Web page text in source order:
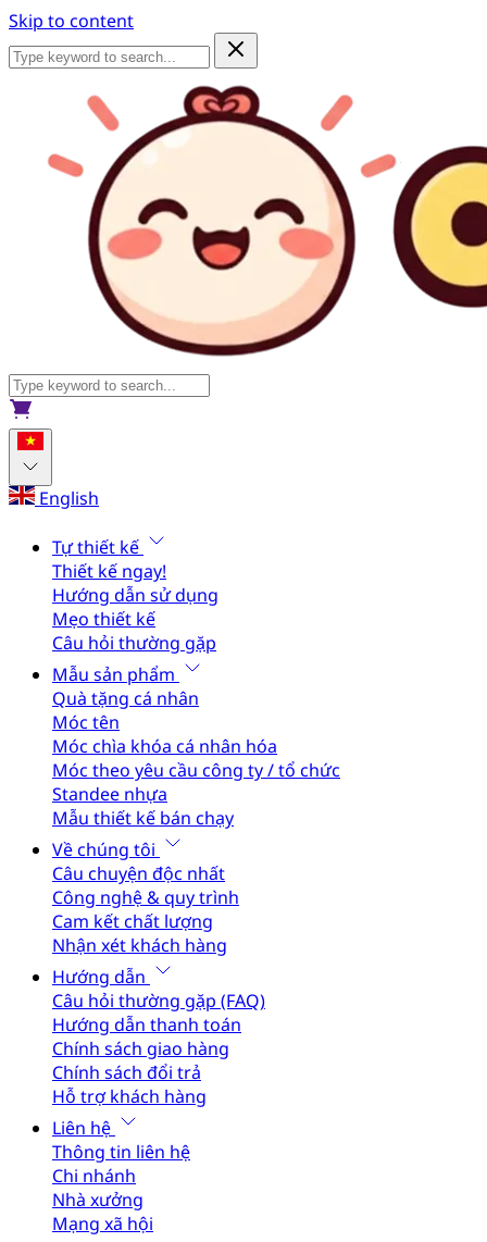
Skip to content
English
Tự thiết kế
Thiết kế ngay!
Hướng dẫn sử dụng
Mẹo thiết kế
Câu hỏi thường gặp
Mẫu sản phẩm
Quà tặng cá nhân
Móc tên
Móc chìa khóa cá nhân hóa
Móc theo yêu cầu công ty / tổ chức
Standee nhựa
Mẫu thiết kế bán chạy
Về chúng tôi
Câu chuyện độc nhất
Công nghệ & quy trình
Cam kết chất lượng
Nhận xét khách hàng
Hướng dẫn
Câu hỏi thường gặp (FAQ)
Hướng dẫn thanh toán
Chính sách giao hàng
Chính sách đổi trả
Hỗ trợ khách hàng
Liên hệ
Thông tin liên hệ
Chi nhánh
Nhà xưởng
Mạng xã hội